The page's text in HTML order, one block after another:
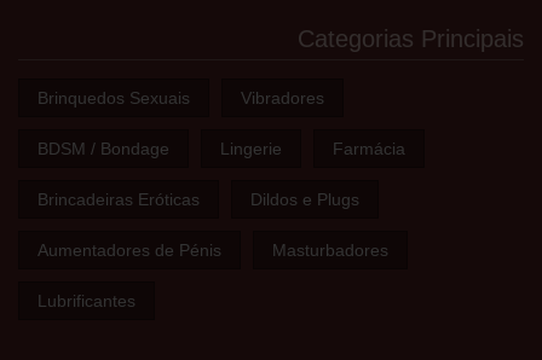
Categorias Principais
Brinquedos Sexuais Vibradores
BDSM / Bondage Lingerie Farmácia
Brincadeiras Eróticas Dildos e Plugs
Aumentadores de Pénis Masturbadores
Lubrificantes